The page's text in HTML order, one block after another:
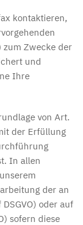
kontaktieren,
zum Zwecke der
und
Ihre
von Art.
der Erfüllung
In allen
der an
oder auf
sofern diese